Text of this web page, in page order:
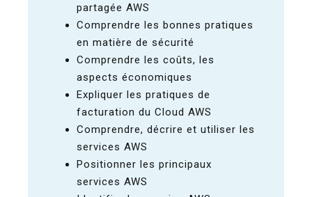
partagée AWS
Comprendre les bonnes pratiques
en matière de sécurité
Comprendre les coûts, les
aspects économiques
Expliquer les pratiques de
facturation du Cloud AWS
Comprendre, décrire et utiliser les
services AWS
Positionner les principaux
services AWS